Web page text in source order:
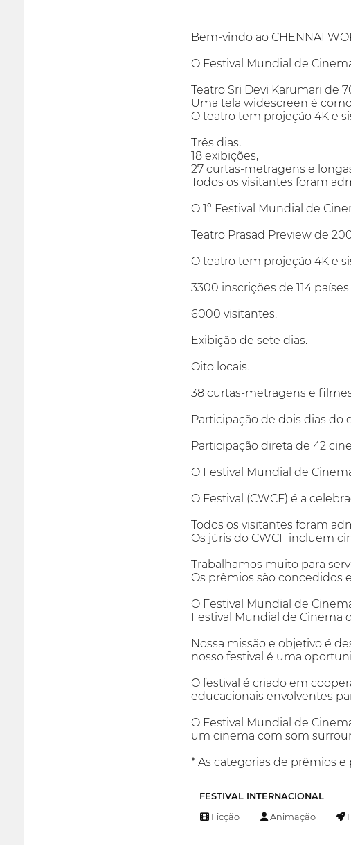
Bem-vindo ao CHENNAI
O Festival Mundial de
Teatro Sri Devi Karumari de
Uma tela widescreen é
O teatro tem projeção 4K e
Três dias,
18 exibições,
27 curtas-metragens e
Todos os visitantes foram
O 1º Festival Mundial de
Teatro Prasad Preview de
O teatro tem projeção 4K e
3300 inscrições de 114 países.
6000 visitantes.
Exibição de sete dias.
Oito locais.
38 curtas-metragens e
Participação de dois dias do
Participação direta de 42
O Festival Mundial de
O Festival (CWCF) é a
Todos os visitantes foram
Os júris do CWCF incluem
Trabalhamos muito para
Os prêmios são concedidos
O Festival Mundial de
Festival Mundial de Cinema
Nossa missão e objetivo é
nosso festival é uma
O festival é criado em
educacionais envolventes
O Festival Mundial de
um cinema com som
* As categorias de prêmios
FESTIVAL INTERNACIONAL
Ficção Animação